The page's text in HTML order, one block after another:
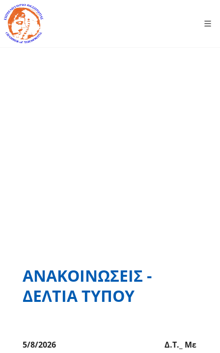
ΑΝΑΚΟΙΝΩΣΕΙΣ -
ΔΕΛΤΙΑ ΤΥΠΟΥ
5/8/2026
Δ.Τ._ Με